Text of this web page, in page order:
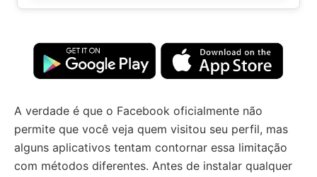
A verdade é que o Facebook oficialmente não
permite que você veja quem visitou seu perfil, mas
alguns aplicativos tentam contornar essa limitação
com métodos diferentes. Antes de instalar qualquer